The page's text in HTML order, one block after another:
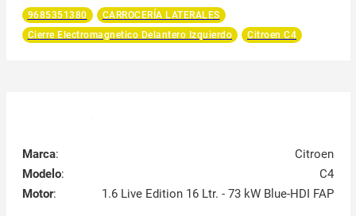
9685351380
CARROCERÍA LATERALES
Cierre Electromagnetico Delantero Izquierdo
Citroen C4
Marca:
Citroen
Modelo:
C4
Motor: 1.6 Live Edition 16 Ltr. - 73 kW Blue-HDI FAP